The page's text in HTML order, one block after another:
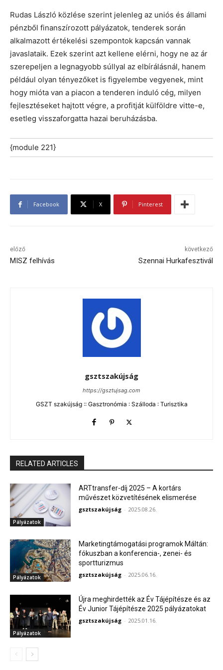
Rudas László közlése szerint jelenleg az uniós és állami
pénzből finanszírozott pályázatok, tenderek során
alkalmazott értékelési szempontok kapcsán vannak
javaslataik. Ezek szerint azt kellene elérni, hogy ne az ár
szerepeljen a legnagyobb súllyal az elbírálásnál, hanem
például olyan tényezőket is figyelembe vegyenek, mint
hogy mióta van a piacon a tenderen induló cég, milyen
fejlesztéseket hajtott végre, a profitját külföldre vitte-e,
esetleg visszaforgatta hazai beruházásba.
{module 221}
Facebook X Pinterest
előző
MISZ felhívás
következő
Szennai Hurkafesztivál
gsztszakújság
https://gsztujsag.com
GSZT szakújság :: Gasztronómia : Szálloda : Turisztika
RELATED ARTICLES
Pályázatok
ARTtransfer-díj 2025 – A kortárs
művészet közvetítésének elismerése
gsztszakújság - 2025.08.26.
Pályázatok
Marketingtámogatási programok Máltán:
fókuszban a konferencia-, zenei- és
sportturizmus
gsztszakújság - 2025.06.16.
Pályázatok
Újra meghirdették az Év Tájépítésze és az
Év Junior Tájépítésze 2025 pályázatokat
gsztszakújság - 2025.01.16.